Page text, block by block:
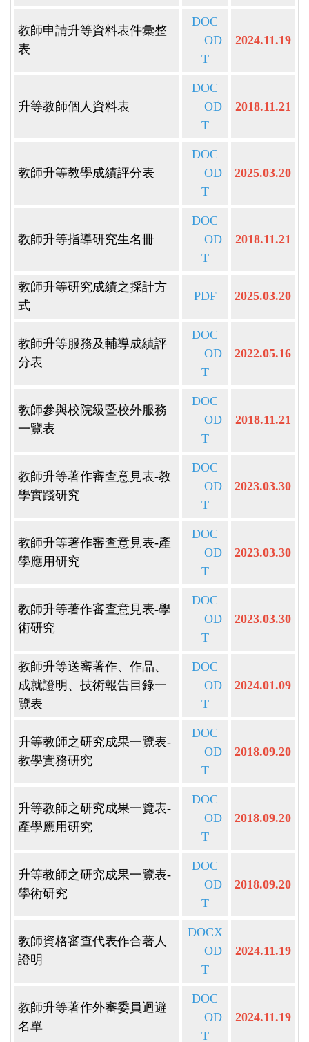
教師申請升等資料表件彙整
表
DOC
OD
T
2024.11.19
升等教師個人資料表
DOC
OD
T
2018.11.21
教師升等教學成績評分表
DOC
OD
T
2025.03.20
教師升等指導研究生名冊
DOC
OD
T
2018.11.21
教師升等研究成績之採計方
式
PDF 2025.03.20
教師升等服務及輔導成績評
分表
DOC
OD
T
2022.05.16
教師參與校院級暨校外服務
一覽表
DOC
OD
T
2018.11.21
教師升等著作審查意見表-教
學實踐研究
DOC
OD
T
2023.03.30
教師升等著作審查意見表-產
學應用研究
DOC
OD
T
2023.03.30
教師升等著作審查意見表-學
術研究
DOC
OD
T
2023.03.30
教師升等送審著作、作品、
成就證明、技術報告目錄一
覽表
DOC
OD
T
2024.01.09
升等教師之研究成果一覽表-
教學實務研究
DOC
OD
T
2018.09.20
升等教師之研究成果一覽表-
產學應用研究
DOC
OD
T
2018.09.20
升等教師之研究成果一覽表-
學術研究
DOC
OD
T
2018.09.20
教師資格審查代表作合著人
證明
DOCX
OD
T
2024.11.19
教師升等著作外審委員迴避
名單
DOC
OD
T
2024.11.19